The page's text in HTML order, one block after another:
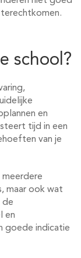
school?
en
tijd in een
van je
maar ook wat
de
en
goede indicatie